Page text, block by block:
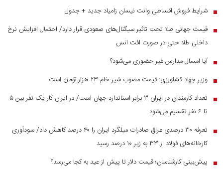
■ شرایط فروش اقساطی وانت نیسان زامیاد جدید + جدول
■ قیمت جهانی طلا تحت تاثیر سیگنال‌های صعودی قرار دارد/ احتمال افزایش نرخ
داخلی طلا حتی در صورت افت انس
■ آیا امسال مدارس غیر حضوری می‌شود؟
■ وزیر جهاد کشاورزی: قیمت مصوب شیر خام ۲۳ هزار تومان است
■
تعداد کارمندان در ایران ۳ برابر استاندارد جهان است/ در ایران کار یک نفر بین ۵
تا ۶ نفر تقسیم می‌شود
■
تعرفه ۳۰ درصدی عراق صادرات میلگرد ایران را ۴۰ درصد کاهش داد/ سودآوری
کارخانه‌های فولاد از ۳۳ به زیر ۱۰ درصد رسید
■ پیش‌بینی کارشناسان؛ قیمت دلار تا پیش از عید به کجا می‌رسد؟